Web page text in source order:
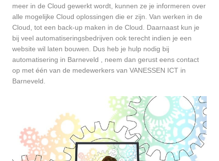
meer in de Cloud gewerkt wordt, kunnen ze je informeren over
alle mogelijke Cloud oplossingen die er zijn. Van werken in de
Cloud, tot een back-up maken in de Cloud. Daarnaast kun je
bij veel automatiseringsbedrijven ook terecht indien je een
website wil laten bouwen. Dus heb je hulp nodig bij
automatisering in Barneveld , neem dan gerust eens contact
op met één van de medewerkers van VANESSEN ICT in
Barneveld.